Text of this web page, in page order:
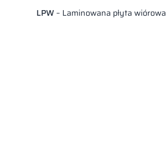
LPW – Laminowana płyta wiórowa